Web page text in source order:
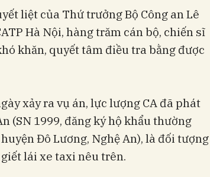
liệt của Thứ trưởng Bộ Công an Lê
Hà Nội, hàng trăm cán bộ, chiến sĩ
khăn, quyết tâm điều tra bằng được
xảy ra vụ án, lực lượng CA đã phát
(SN 1999, đăng ký hộ khẩu thường
Đô Lương, Nghệ An), là đối tượng
lái xe taxi nêu trên.